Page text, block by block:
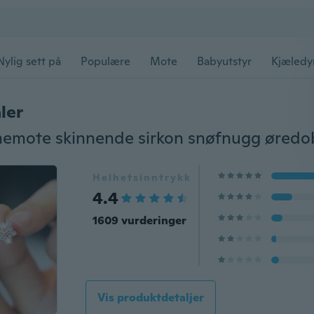
sett på Populære Mote Babyutstyr
Helhetsinntrykk
4.4
1609 vurderinger
Vis produktdetaljer